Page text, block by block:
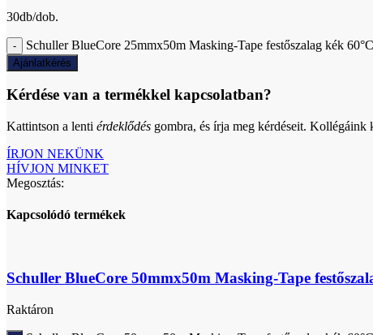
30db/dob.
Schuller BlueCore 25mmx50m Masking-Tape festőszalag kék
Ajánlatkérés
Kérdése van a termékkel kapcsolatban?
Kattintson a lenti érdeklődés gombra, és írja meg kérdéseit. Kollégáink
ÍRJON NEKÜNK
HÍVJON MINKET
Megosztás:
Kapcsolódó termékek
Schuller BlueCore 50mmx50m Masking-Tape
Raktáron